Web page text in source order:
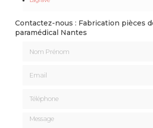
Contactez-nous : Fabrication pièces
paramédical Nantes
Message